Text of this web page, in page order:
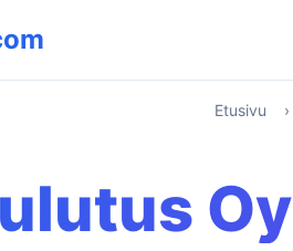
Etusivu ›
Oy